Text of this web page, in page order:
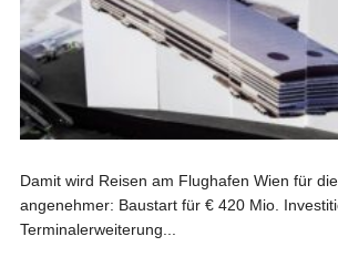
Damit wird Reisen am Flughafen Wien für
angenehmer: Baustart für € 420 Mio.
Terminalerweiterung...